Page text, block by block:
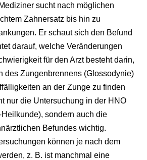
sucht nach möglichen
Zahnersatz bis hin zu
Er schaut sich den Befund
darauf, welche Veränderungen
für den Arzt besteht darin,
des Zungenbrennens (Glossodynie)
an der Zunge zu finden
nur die Untersuchung in der HNO
sondern auch die
Befundes wichtig.
können je nach dem
z. B. ist manchmal eine